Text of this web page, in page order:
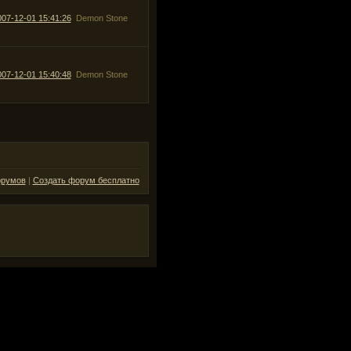
12-01 15:41:26 Demon Stone
12-01 15:40:48 Demon Stone
| Создать форум бесплатно